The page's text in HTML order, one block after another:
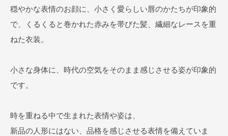
穏やかな表情のお顔に、小さく愛らしい唇のかたちが印象的
で、くるくると巻かれた赤みを帯びた髪、繊細なレースを重
ねた衣装。
小さな身体に、時代の空気をそのまま感じさせる姿が印象的
です。
時を重ねる中で生まれた表情や姿は、
新品の人形にはない、品格を感じさせる表情を備えていま